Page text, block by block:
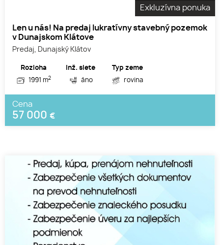
Exkluzívna ponuka
Len u nás! Na predaj lukratívny stavebný pozemok
v Dunajskom Klátove
Predaj, Dunajský Klátov
Rozloha
1991 m2
Inž. siete
áno
Typ zeme
rovina
Cena
57 000 €